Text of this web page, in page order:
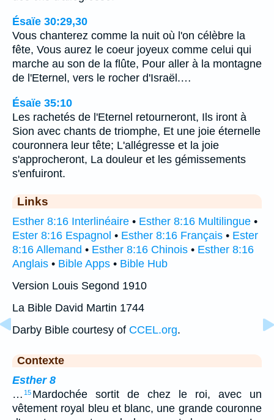
Ésaïe 30:29,30
Vous chanterez comme la nuit où l'on célèbre la
fête, Vous aurez le coeur joyeux comme celui qui
marche au son de la flûte, Pour aller à la montagne
de l'Eternel, vers le rocher d'Israël.…
Ésaïe 35:10
Les rachetés de l'Eternel retourneront, Ils iront à
Sion avec chants de triomphe, Et une joie éternelle
couronnera leur tête; L'allégresse et la joie
s'approcheront, La douleur et les gémissements
s'enfuiront.
Links
Esther 8:16 Interlinéaire • Esther 8:16 Multilingue •
Ester 8:16 Espagnol • Esther 8:16 Français • Ester
8:16 Allemand • Esther 8:16 Chinois • Esther 8:16
Anglais • Bible Apps • Bible Hub
Version Louis Segond 1910
La Bible David Martin 1744
Darby Bible courtesy of CCEL.org.
Contexte
Esther 8
… 15 Mardochée sortit de chez le roi, avec un
vêtement royal bleu et blanc, une grande couronne